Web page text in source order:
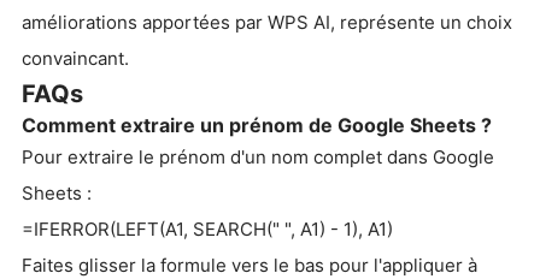
améliorations apportées par WPS AI, représente un choix
convaincant.
FAQs
Comment extraire un prénom de Google Sheets ?
Pour extraire le prénom d'un nom complet dans Google
Sheets :
=IFERROR(LEFT(A1, SEARCH(" ", A1) - 1), A1)
Faites glisser la formule vers le bas pour l'appliquer à